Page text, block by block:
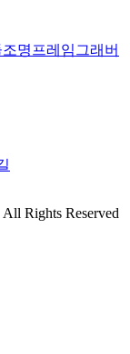
조명 프레임그래버
Rights Reserved